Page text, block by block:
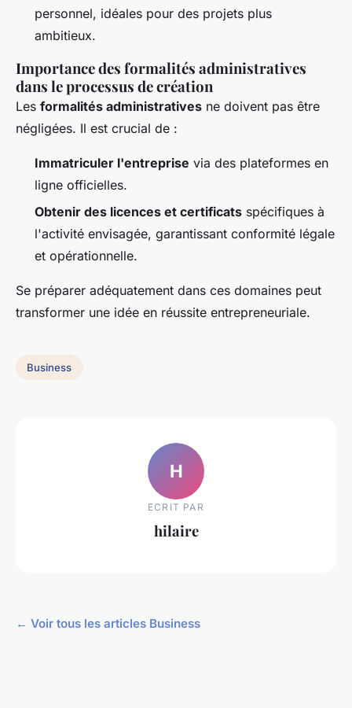
personnel, idéales pour des projets plus
ambitieux.
Importance des formalités administratives
dans le processus de création
Les formalités administratives ne doivent pas être
négligées. Il est crucial de :
Immatriculer l'entreprise via des plateformes en
ligne officielles.
Obtenir des licences et certificats spécifiques à
l'activité envisagée, garantissant conformité légale
et opérationnelle.
Se préparer adéquatement dans ces domaines peut
transformer une idée en réussite entrepreneuriale.
Business
H
ECRIT PAR
hilaire
← Voir tous les articles Business